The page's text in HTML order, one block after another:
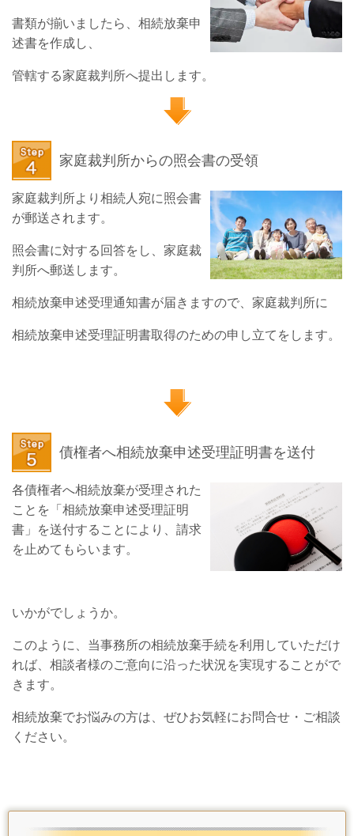
書類が揃いましたら、相続放棄申
述書を作成し、
管轄する家庭裁判所へ提出します。
家庭裁判所からの照会書の受領
家庭裁判所より相続人宛に照会書
が郵送されます。
照会書に対する回答をし、家庭裁
判所へ郵送します。
相続放棄申述受理通知書が届きますので、家庭裁判所に
相続放棄申述受理証明書取得のための申し立てをします。
債権者へ相続放棄申述受理証明書を送付
各債権者へ相続放棄が受理された
ことを「相続放棄申述受理証明
書」を送付することにより、請求
を止めてもらいます。
いかがでしょうか。
このように、当事務所の相続放棄手続を利用していただけ
れば、相談者様のご意向に沿った状況を実現することがで
きます。
相続放棄でお悩みの方は、ぜひお気軽にお問合せ・ご相談
ください。